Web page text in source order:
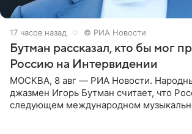
17 часов назад © РИА Новости
Бутман рассказал, кто бы мог
Россию на Интервидении
МОСКВА, 8 авг — РИА Новости.
джазмен Игорь Бутман считает, что
следующем международном